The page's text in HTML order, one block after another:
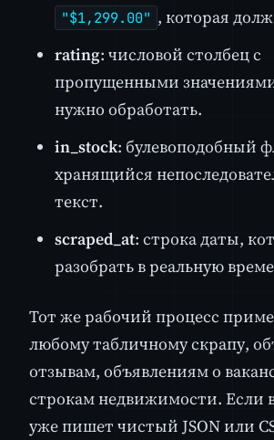
"$1,299.00" , которая
rating: числовой столбец с
пропущенными
нужно обработать.
in_stock: булевоподобный
хранящийся
текст.
scraped_at: строка даты,
разобрать в реальную
Тот же рабочий процесс
любому табличному скрапу,
отзывам, объявлениям о
строкам недвижимости. Если
уже пишет чистый JSON или